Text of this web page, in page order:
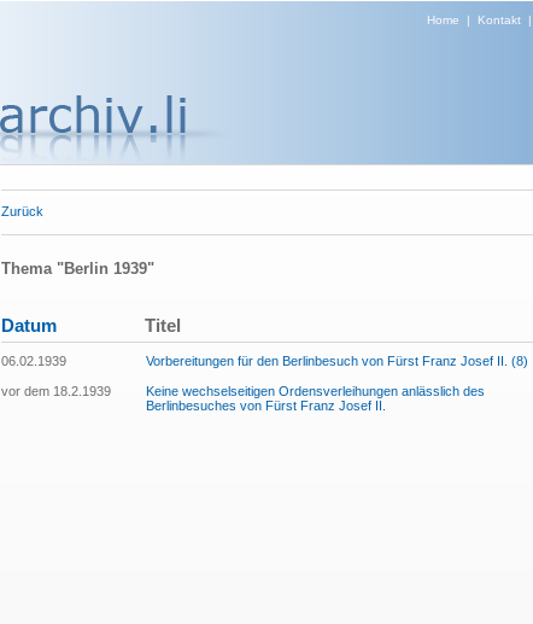
Home | Kontakt|
Zurück
Thema "Berlin 1939"
Datum Titel
06.02.1939 Vorbereitungen für den Berlinbesuch von Fürst Franz Josef II. (8)
vor dem 18.2.1939
Keine wechselseitigen Ordensverleihungen anlässlich des
Berlinbesuches von Fürst Franz Josef II.